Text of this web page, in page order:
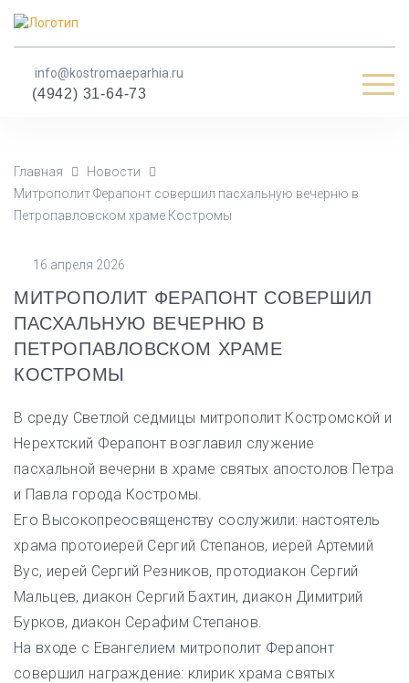
info@kostromaeparhia.ru
(4942) 31-64-73
Главная
Новости
Митрополит Ферапонт совершил пасхальную вечерню в
Петропавловском храме Костромы
16 апреля 2026
МИТРОПОЛИТ ФЕРАПОНТ СОВЕРШИЛ
ПАСХАЛЬНУЮ ВЕЧЕРНЮ В
ПЕТРОПАВЛОВСКОМ ХРАМЕ
КОСТРОМЫ
В среду Светлой седмицы митрополит Костромской и
Нерехтский Ферапонт возглавил служение
пасхальной вечерни в храме святых апостолов Петра
и Павла города Костромы.
Его Высокопреосвященству сослужили: настоятель
храма протоиерей Сергий Степанов, иерей Артемий
Вус, иерей Сергий Резников, протодиакон Сергий
Мальцев, диакон Сергий Бахтин, диакон Димитрий
Бурков, диакон Серафим Степанов.
На входе с Евангелием митрополит Ферапонт
совершил награждение: клирик храма святых